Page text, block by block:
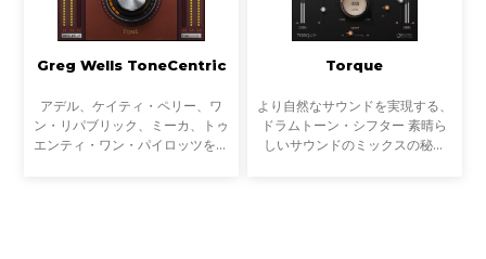
Greg Wells ToneCentric
アデル、ケイティ・ペリー、ワ
ン・リパブリック、ミーカ、トゥ
エンティ・ワン・パイロッツを手
Torque
より自然なサウンドを実現する、
ドラムトーン・シフター 素晴ら
しいサウンドのミックスの秘訣